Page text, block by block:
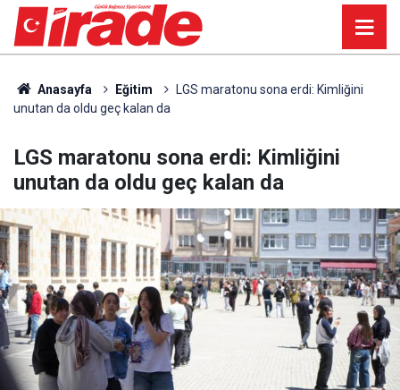
Anasayfa Eğitim
LGS maratonu sona erdi: Kimliğini
unutan da oldu geç kalan da
LGS maratonu sona erdi: Kimliğini
unutan da oldu geç kalan da